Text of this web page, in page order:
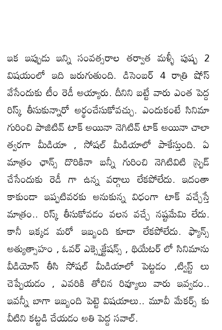
ఇక ఇప్పుడు ఇన్ని సంవత్సరాల తర్వాత మళ్ళీ పుష్ప 2
విషయంలో ఇది జరుగుతుంది. డిసెంబర్ 4 రాత్రి షోస్
వేసేందుకు టీం రెడీ అయ్యారు. దీనిని బట్టే వారు ఎంత పెద్ద
రిస్క్ తీసుకున్నారో అర్థంచేసుకోవచ్చు. ఎందుకంటే సినిమా
గురించి పాజిటివ్ టాక్ అయినా నెగిటివ్ టాక్ అయినా చాలా
త్వరగా మీడియా , సోషల్ మీడియాలో పాకేస్తుంది. ఏ
మాత్రం ఛాన్స్ దొరికినా బన్నీ గురించి నెగిటివిటి స్ప్రెడ్
చేసేందుకు రెడీ గా ఉన్న వర్గాలు లేకపోలేదు. ఇదంతా
కాకుండా ఇప్పటివరకు అనుకున్న విధంగా టాక్ వచ్చేస్తే
మాత్రం.. రిస్క్ తీసుకోవడం వలన వచ్చే నష్టమేమి లేదు.
కానీ ఇక్కడ మరో ఇబ్బంది కూడా లేకపోలేదు. ఫ్యాన్స్
అత్యుత్సాహం , ఓవర్ ఎక్స్పెక్టేషన్స్ , థియేటర్ లో సినిమాను
వీడియోస్ తీసి సోషల్ మీడియాలో పెట్టడం ,ట్విస్ట్ లు
చెప్పేయడం , ఎవరికి తోచిన రివ్యూలు వారు ఇవ్వడం..
ఇవన్నీ బాగా ఇబ్బంది పెట్టె విషయాలు.. మూవీ మేకర్స్ కు
వీటిని కట్టడి చేయడం అతి పెద్ద సవాల్.